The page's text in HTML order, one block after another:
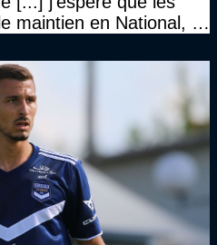
maintien en National, et